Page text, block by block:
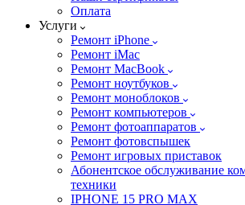
Оплата
Услуги
Ремонт iPhone
Ремонт iMac
Ремонт MacBook
Ремонт ноутбуков
Ремонт моноблоков
Ремонт компьютеров
Ремонт фотоаппаратов
Ремонт фотовспышек
Ремонт игровых приставок
Абонентское обслуживание
техники
IPHONE 15 PRO MAX